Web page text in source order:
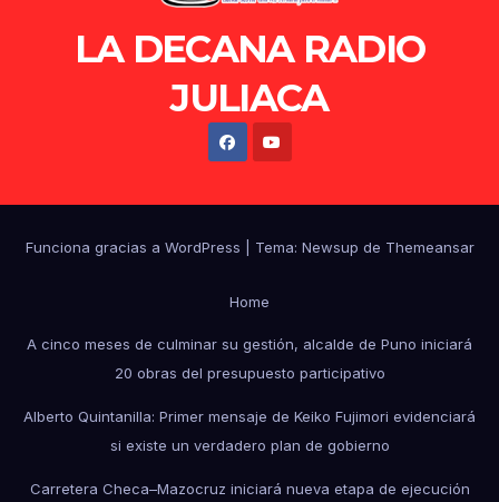
LA DECANA RADIO
JULIACA
Funciona gracias a WordPress Tema: Newsup de Themeansar
Home
A cinco meses de culminar su gestión, alcalde de Puno iniciará
20 obras del presupuesto participativo
Alberto Quintanilla: Primer mensaje de Keiko Fujimori evidenciará
si existe un verdadero plan de gobierno
Carretera Checa–Mazocruz iniciará nueva etapa de ejecución